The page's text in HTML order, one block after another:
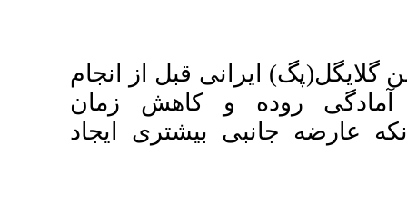
قبل از انجام
کاهش زمان
ایجاد